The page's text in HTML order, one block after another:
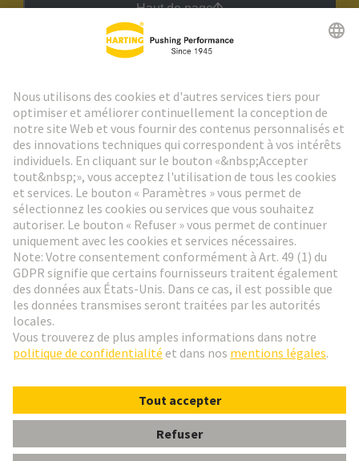
Haut de page
Aller à l'inscription
Social Media
Suisse Français
© HARTING Technology Group
ContactPolitique de confidentialité